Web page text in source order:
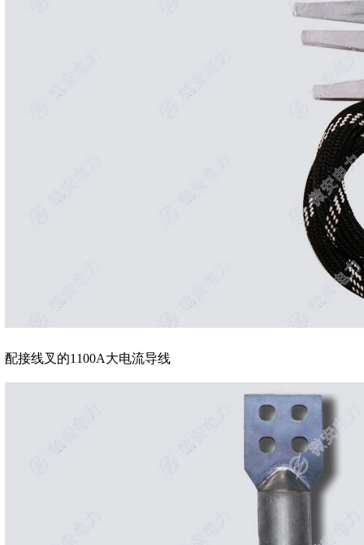
配接线叉的1100A大电流导线